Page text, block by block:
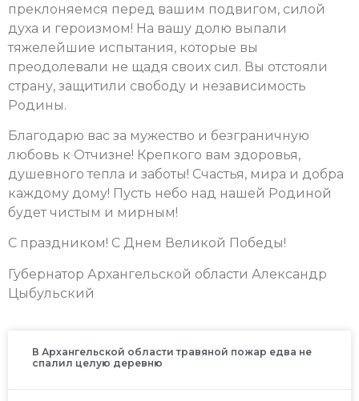
преклоняемся перед вашим подвигом, силой
духа и героизмом! На вашу долю выпали
тяжелейшие испытания, которые вы
преодолевали не щадя своих сил. Вы отстояли
страну, защитили свободу и независимость
Родины.
Благодарю вас за мужество и безграничную
любовь к Отчизне! Крепкого вам здоровья,
душевного тепла и заботы! Счастья, мира и добра
каждому дому! Пусть небо над нашей Родиной
будет чистым и мирным!
С праздником! С Днем Великой Победы!
Губернатор Архангельской области Александр
Цыбульский
В Архангельской области травяной пожар едва не
спалил целую деревню